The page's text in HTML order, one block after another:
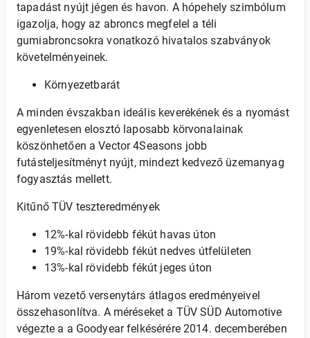
tapadást nyújt jégen és havon. A hópehely szimbólum
igazolja, hogy az abroncs megfelel a téli
gumiabroncsokra vonatkozó hivatalos szabványok
követelményeinek.
Környezetbarát
A minden évszakban ideális keverékének és a nyomást
egyenletesen elosztó laposabb körvonalainak
köszönhetően a Vector 4Seasons jobb
futásteljesítményt nyújt, mindezt kedvező üzemanyag
fogyasztás mellett.
Kitűnő TÜV teszteredmények
12%-kal rövidebb fékút havas úton
19%-kal rövidebb fékút nedves útfelületen
13%-kal rövidebb fékút jeges úton
Három vezető versenytárs átlagos eredményeivel
összehasonlítva. A méréseket a TÜV SÜD Automotive
végezte a a Goodyear felkésérére 2014. decemberében